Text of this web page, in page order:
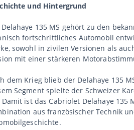
und Hintergrund
Delahaye 135 MS gehört zu den
fortschrittliches Automobil
sowohl in zivilen Versionen als
mit einer stärkeren
dem Krieg blieb der Delahaye 135
Segment spielte der Schweizer
Damit ist das Cabriolet Delahaye
aus französischer Technik